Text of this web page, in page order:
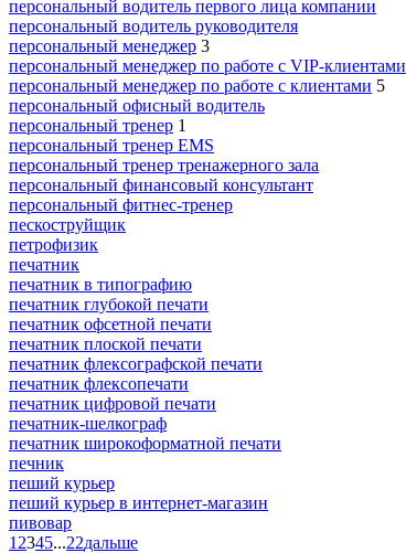
персональный водитель первого лица компании
персональный водитель руководителя
персональный менеджер 3
персональный менеджер по работе с VIP-клиентами
персональный менеджер по работе с клиентами 5
персональный офисный водитель
персональный тренер 1
персональный тренер EMS
персональный тренер тренажерного зала
персональный финансовый консультант
персональный фитнес-тренер
пескоструйщик
петрофизик
печатник
печатник в типографию
печатник глубокой печати
печатник офсетной печати
печатник плоской печати
печатник флексографской печати
печатник флексопечати
печатник цифровой печати
печатник-шелкограф
печатник широкоформатной печати
печник
пеший курьер
пеший курьер в интернет-магазин
пивовар
1 2345...22дальше